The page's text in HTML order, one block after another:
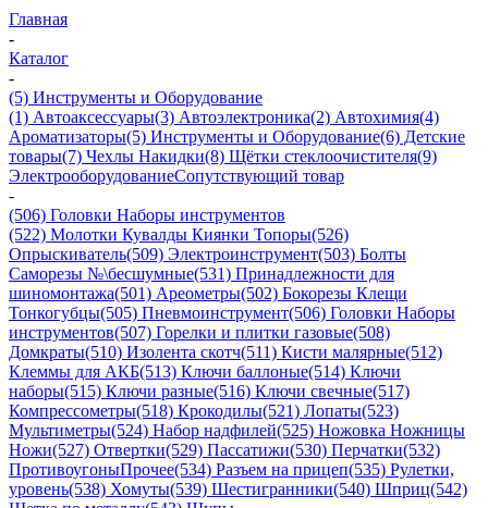
Главная
-
Каталог
-
(5) Инструменты и Оборудование
(1) Автоаксессуары(3) Автоэлектроника(2) Автохимия(4)
Ароматизаторы(5) Инструменты и Оборудование(6) Детские
товары(7) Чехлы Накидки(8) Щётки стеклоочистителя(9)
ЭлектрооборудованиеСопутствующий товар
-
(506) Головки Наборы инструментов
(522) Молотки Кувалды Киянки Топоры(526)
Опрыскиватель(509) Электроинструмент(503) Болты
Саморезы №\бесшумные(531) Принадлежности для
шиномонтажа(501) Ареометры(502) Бокорезы Клещи
Тонкогубцы(505) Пневмоинструмент(506) Головки Наборы
инструментов(507) Горелки и плитки газовые(508)
Домкраты(510) Изолента скотч(511) Кисти малярные(512)
Клеммы для АКБ(513) Ключи баллоные(514) Ключи
наборы(515) Ключи разные(516) Ключи свечные(517)
Компрессометры(518) Крокодилы(521) Лопаты(523)
Мультиметры(524) Набор надфилей(525) Ножовка Ножницы
Ножи(527) Отвертки(529) Пассатижи(530) Перчатки(532)
ПротивоугоныПрочее(534) Разъем на прицеп(535) Рулетки,
уровень(538) Хомуты(539) Шестигранники(540) Шприц(542)